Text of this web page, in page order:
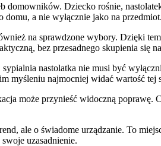
domowników. Dziecko rośnie,
a nie wyłącznie jako na przedmiot.
na sprawdzone wybory. Dzięki
bez przesadnego skupienia się
nastolatka nie musi być
myśleniu najmocniej widać wartość tej
może przynieść widoczną poprawę.
ale o świadome urządzanie. To
uzasadnienie.